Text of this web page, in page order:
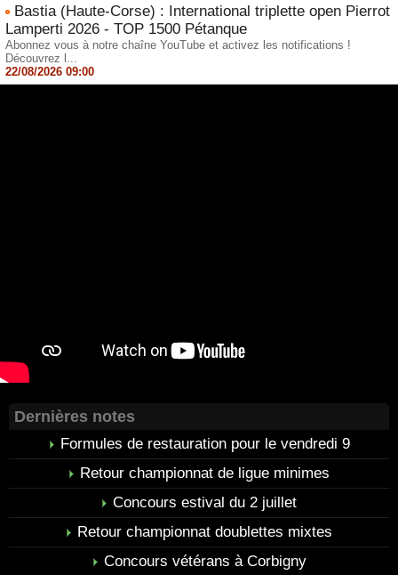
Bastia (Haute-Corse) : International triplette open Pierrot
Lamperti 2026 - TOP 1500 Pétanque
Abonnez vous à notre chaîne YouTube et activez les notifications !
Découvrez l...
22/08/2026 09:00
Dernières notes
Formules de restauration pour le vendredi 9
Retour championnat de ligue minimes
Concours estival du 2 juillet
Retour championnat doublettes mixtes
Concours vétérans à Corbigny